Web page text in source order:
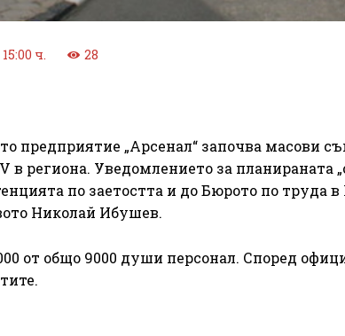
ч. 28
предприятие „Арсенал“ започва масови
в региона. Уведомлението за планираната
по заетостта и до Бюрото по труда
Николай Ибушев.
от общо 9000 души персонал. Според